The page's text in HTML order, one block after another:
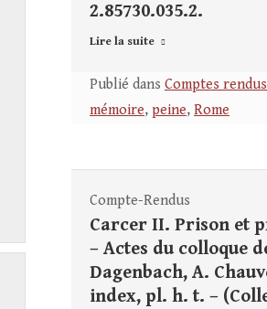
2.85730.035.2.
Lire la suite
Publié dans Comptes rendus
mémoire, peine, Rome
Compte-Rendus
Carcer II. Prison et
– Actes du colloque
Dagenbach, A.
index, pl. h. t. –